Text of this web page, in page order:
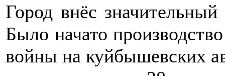
Город внёс
Было начато
войны на куйбышевских